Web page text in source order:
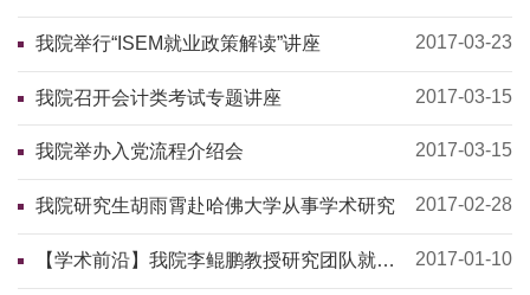
我院举行“ISEM就业政策解读”讲座 2017-03-23
我院召开会计类考试专题讲座 2017-03-15
我院举办入党流程介绍会 2017-03-15
我院研究生胡雨霄赴哈佛大学从事学术研究 2017-02-28
【学术前沿】我院李鲲鹏教授研究团队就极
大似然分析发表多篇研究成果
2017-01-10